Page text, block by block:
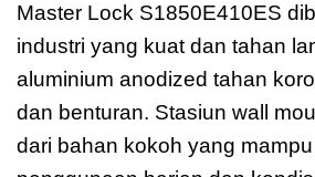
Master Lock S1850E410ES
industri yang kuat dan tahan
aluminium anodized tahan
dan benturan. Stasiun wall
dari bahan kokoh yang